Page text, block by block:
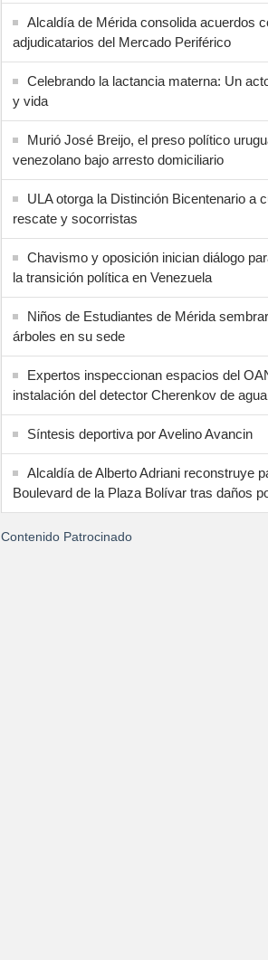
Alcaldía de Mérida consolida acuerdos
adjudicatarios del Mercado Periférico
Celebrando la lactancia materna: Un
y vida
Murió José Breijo, el preso político
venezolano bajo arresto domiciliario
ULA otorga la Distinción Bicentenario a
rescate y socorristas
Chavismo y oposición inician diálogo
la transición política en Venezuela
Niños de Estudiantes de Mérida
árboles en su sede
Expertos inspeccionan espacios del
instalación del detector Cherenkov de agua
Síntesis deportiva por Avelino Avancin
Alcaldía de Alberto Adriani reconstruye
Boulevard de la Plaza Bolívar tras daños
Contenido Patrocinado